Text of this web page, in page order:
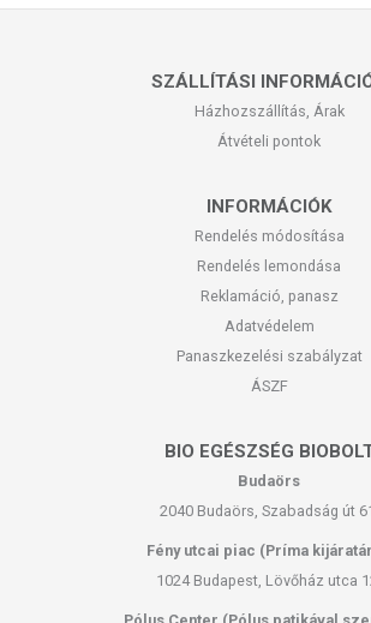
SZÁLLÍTÁSI
Házhozszállítás, Árak
Átvételi pontok
INFORMÁCIÓK
Rendelés módosítása
Rendelés lemondása
Reklamáció, panasz
Adatvédelem
Panaszkezelési szabályzat
ÁSZF
BIO EGÉSZSÉG
Budaörs
2040 Budaörs, Szabadság út
Fény utcai piac (Príma
1024 Budapest, Lövőház utca